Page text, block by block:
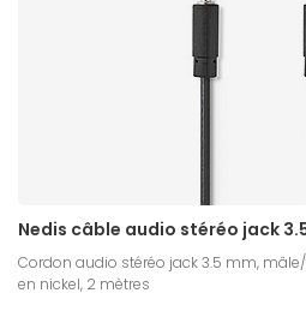
Nedis câble audio stéréo jack
Cordon audio stéréo jack 3.5 mm,
en nickel, 2 mètres